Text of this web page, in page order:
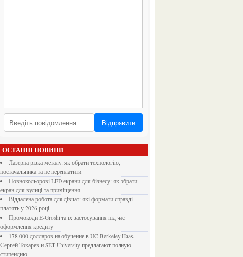
Відправити
ОСТАННІ НОВИНИ
Лазерна різка металу: як обрати технологію,
постачальника та не переплатити
Повнокольорові LED екрани для бізнесу: як обрати
екран для вулиці та приміщення
Віддалена робота для дівчат: які формати справді
платять у 2026 році
Промокоди E-Groshi та їх застосування під час
оформлення кредиту
178 000 долларов на обучение в UC Berkeley Haas.
Сергей Токарев и SET University предлагают полную
стипендию